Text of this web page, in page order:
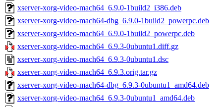
xserver-xorg-video-mach64_6.9.0-1build2_i386.deb
xserver-xorg-video-mach64-dbg_6.9.0-1build2_powerpc.deb
xserver-xorg-video-mach64_6.9.0-1build2_powerpc.deb
xserver-xorg-video-mach64_6.9.3-0ubuntu1.diff.gz
xserver-xorg-video-mach64_6.9.3-0ubuntu1.dsc
xserver-xorg-video-mach64_6.9.3.orig.tar.gz
xserver-xorg-video-mach64-dbg_6.9.3-0ubuntu1_amd64.deb
xserver-xorg-video-mach64_6.9.3-0ubuntu1_amd64.deb